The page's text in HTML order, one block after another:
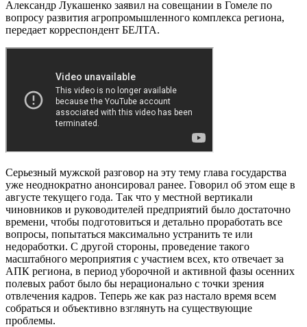
Александр Лукашенко заявил на совещании в Гомеле по
вопросу развития агропромышленного комплекса региона,
передает корреспондент БЕЛТА.
Серьезный мужской разговор на эту тему глава государства
уже неоднократно анонсировал ранее. Говорил об этом еще в
августе текущего года. Так что у местной вертикали
чиновников и руководителей предприятий было достаточно
времени, чтобы подготовиться и детально проработать все
вопросы, попытаться максимально устранить те или
недоработки. С другой стороны, проведение такого
масштабного мероприятия с участием всех, кто отвечает за
АПК региона, в период уборочной и активной фазы осенних
полевых работ было бы нерационально с точки зрения
отвлечения кадров. Теперь же как раз настало время всем
собраться и объективно взглянуть на существующие
проблемы.